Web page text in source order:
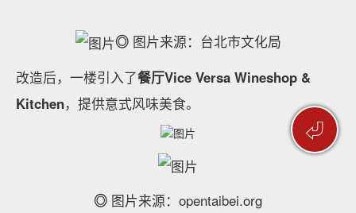
⏎
◎ 图片来源：台北市文化局
改造后，一楼引入了餐厅Vice Versa Wineshop &
Kitchen，提供意式风味美食。
◎ 图片来源：opentaibei.org